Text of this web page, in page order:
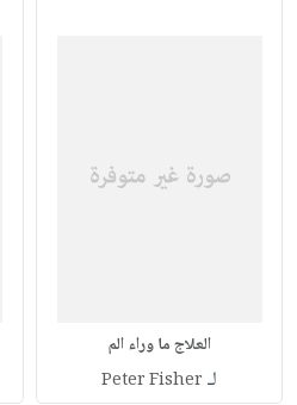
العلاج ما وراء الم
لـ Peter Fisher